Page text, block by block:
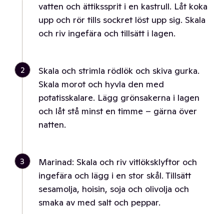
vatten och ättikssprit i en kastrull. Låt koka
upp och rör tills sockret löst upp sig. Skala
och riv ingefära och tillsätt i lagen.
2
Skala och strimla rödlök och skiva gurka.
Skala morot och hyvla den med
potatisskalare. Lägg grönsakerna i lagen
och låt stå minst en timme – gärna över
natten.
3
Marinad: Skala och riv vitlöksklyftor och
ingefära och lägg i en stor skål. Tillsätt
sesamolja, hoisin, soja och olivolja och
smaka av med salt och peppar.